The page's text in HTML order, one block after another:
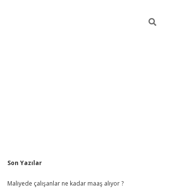
Sidebar
Son Yazılar
Maliyede çalışanlar ne kadar maaş alıyor ?
elexbetgüvenilir bahis siteleri